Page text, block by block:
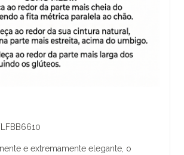
e extremamente elegante, o